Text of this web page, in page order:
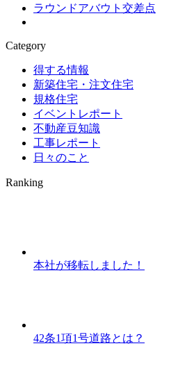
ラウンドアバウト交差点
Category
得する情報
新築住宅・注文住宅
規格住宅
イベントレポート
不動産豆知識
工事レポート
日々のこと
Ranking
本社が移転しました！
42条1項1号道路とは？